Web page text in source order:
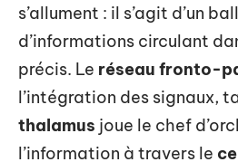
s’allument : il s’agit d’un
d’informations circulant
précis. Le réseau fronto-
l’intégration des signaux,
thalamus joue le chef
l’information à travers le